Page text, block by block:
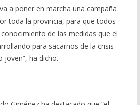
a poner en marcha una campaña
toda la provincia, para que todos
de las medidas que el
para sacarnos de la crisis
joven”, ha dicho.